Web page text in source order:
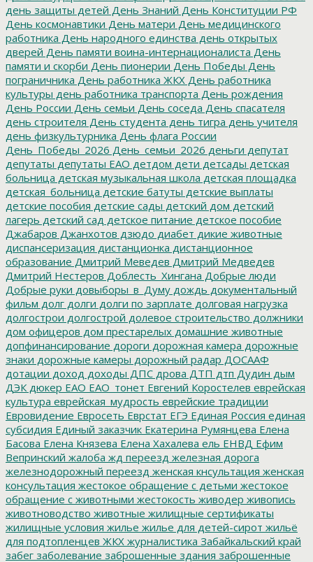
день защиты детей День Знаний День Конституции РФ
День космонавтики День матери День медицинского
работника День народного единства день открытых
дверей День памяти воина-интернационалиста День
памяти и скорби День пионерии День Победы День
пограничника День работника ЖКХ День работника
культуры день работника транспорта День рождения
День России День семьи День соседа День спасателя
день строителя День студента день тигра день учителя
день физкультурника День флага России
День_Победы_2026 День_семьи_2026 деньги депутат
депутаты депутаты ЕАО детдом дети детсады детская
больница детская музыкальная школа детская площадка
детская_больница детские батуты детские выплаты
детские пособия детские сады детский дом детский
лагерь детский сад детское питание детское пособие
Джабаров Джанхотов дзюдо диабет дикие животные
диспансеризация дистанционка дистанционное
образование Дмитрий Меведев Дмитрий Медведев
Дмитрий Нестеров Доблесть_Хингана Добрые люди
Добрые руки довыборы_в_Думу дождь документальный
фильм долг долги долги по зарплате долговая нагрузка
долгострои долгострой долевое строительство должники
дом офицеров дом престарелых домашние животные
допфинансирование дороги дорожная камера дорожные
знаки дорожные камеры дорожный радар ДОСААФ
дотации доход доходы ДПС дрова ДТП дтп Дудин дым
ДЭК дюкер ЕАО ЕАО_тонет Евгений Коростелев еврейская
культура еврейская_мудрость еврейские традиции
Евровидение Евросеть Еврстат ЕГЭ Единая Россия единая
субсидия Единый заказчик Екатерина Румянцева Елена
Басова Елена Князева Елена Хахалева ель ЕНВД Ефим
Вепринский жалоба жд переезд железная дорога
железнодорожный переезд женская кнсультация женская
консультация жестокое обращение с детьми жестокое
обращение с животными жестокость живодер живопись
животноводство животные жилищные сертификаты
жилищные условия жилье жилье для детей-сирот жильё
для подтопленцев ЖКХ журналистика Забайкальский край
забег заболевание заброшенные здания заброшенные